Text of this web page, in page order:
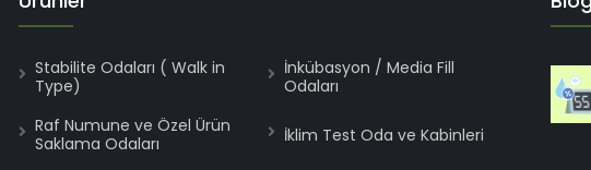
Stabilite Odaları ( Walk in
Type)
İnkübasyon / Media Fill
Odaları
Raf Numune ve Özel Ürün
Saklama Odaları
İklim Test Oda ve Kabinleri